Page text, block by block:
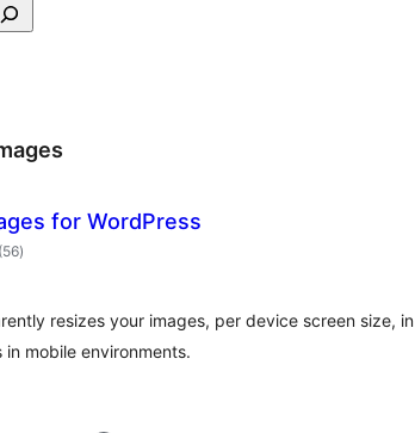
for WordPress
(56totaal
waarderingen
)
resizes your images, per device screen size, in
mobile environments.